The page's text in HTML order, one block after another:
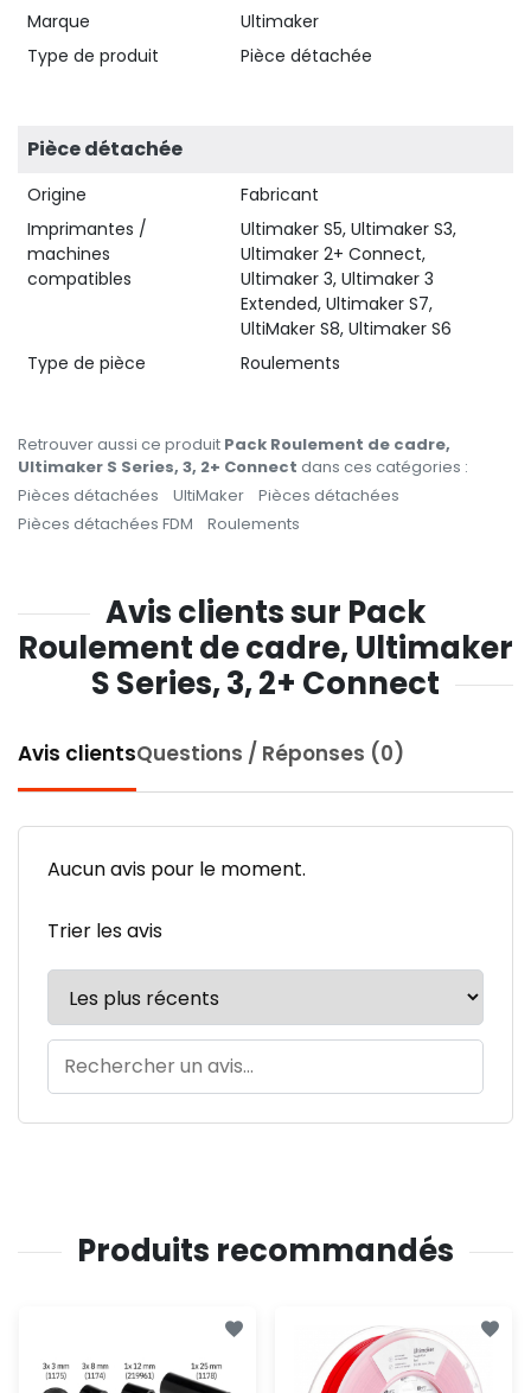
Marque
Ultimaker
Type de produit
Pièce détachée
Pièce détachée
Origine
Fabricant
Imprimantes /
machines
compatibles
Ultimaker S5, Ultimaker S3,
Ultimaker 2+ Connect,
Ultimaker 3, Ultimaker 3
Extended, Ultimaker S7,
UltiMaker S8, Ultimaker S6
Type de pièce
Roulements
Retrouver aussi ce produit Pack Roulement de cadre,
Ultimaker S Series, 3, 2+ Connect dans ces catégories :
Pièces détachées
UltiMaker
Pièces détachées
Pièces détachées FDM
Roulements
Avis clients sur Pack
Roulement de cadre, Ultimaker
S Series, 3, 2+ Connect
Avis clientsQuestions / Réponses (0)
Aucun avis pour le moment.
Trier les avis
Produits recommandés